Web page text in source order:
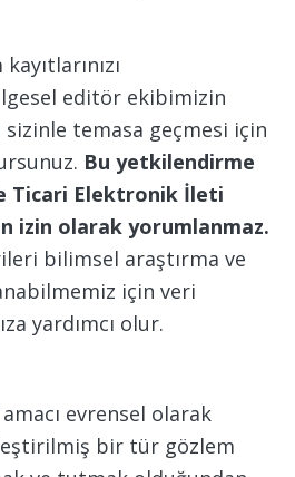
editör ekibimizin
temasa geçmesi için
Bu yetkilendirme
Ticari Elektronik İleti
izin olarak yorumlanmaz.
bilimsel araştırma ve
için veri
yardımcı olur.
evrensel olarak
bir tür gözlem